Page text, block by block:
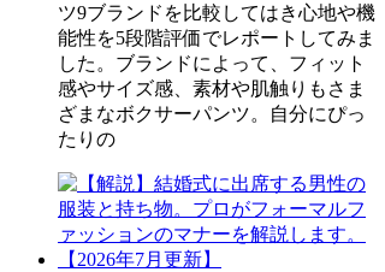
ツ9ブランドを比較してはき心地や機
能性を5段階評価でレポートしてみま
した。ブランドによって、フィット
感やサイズ感、素材や肌触りもさま
ざまなボクサーパンツ。自分にぴっ
たりの